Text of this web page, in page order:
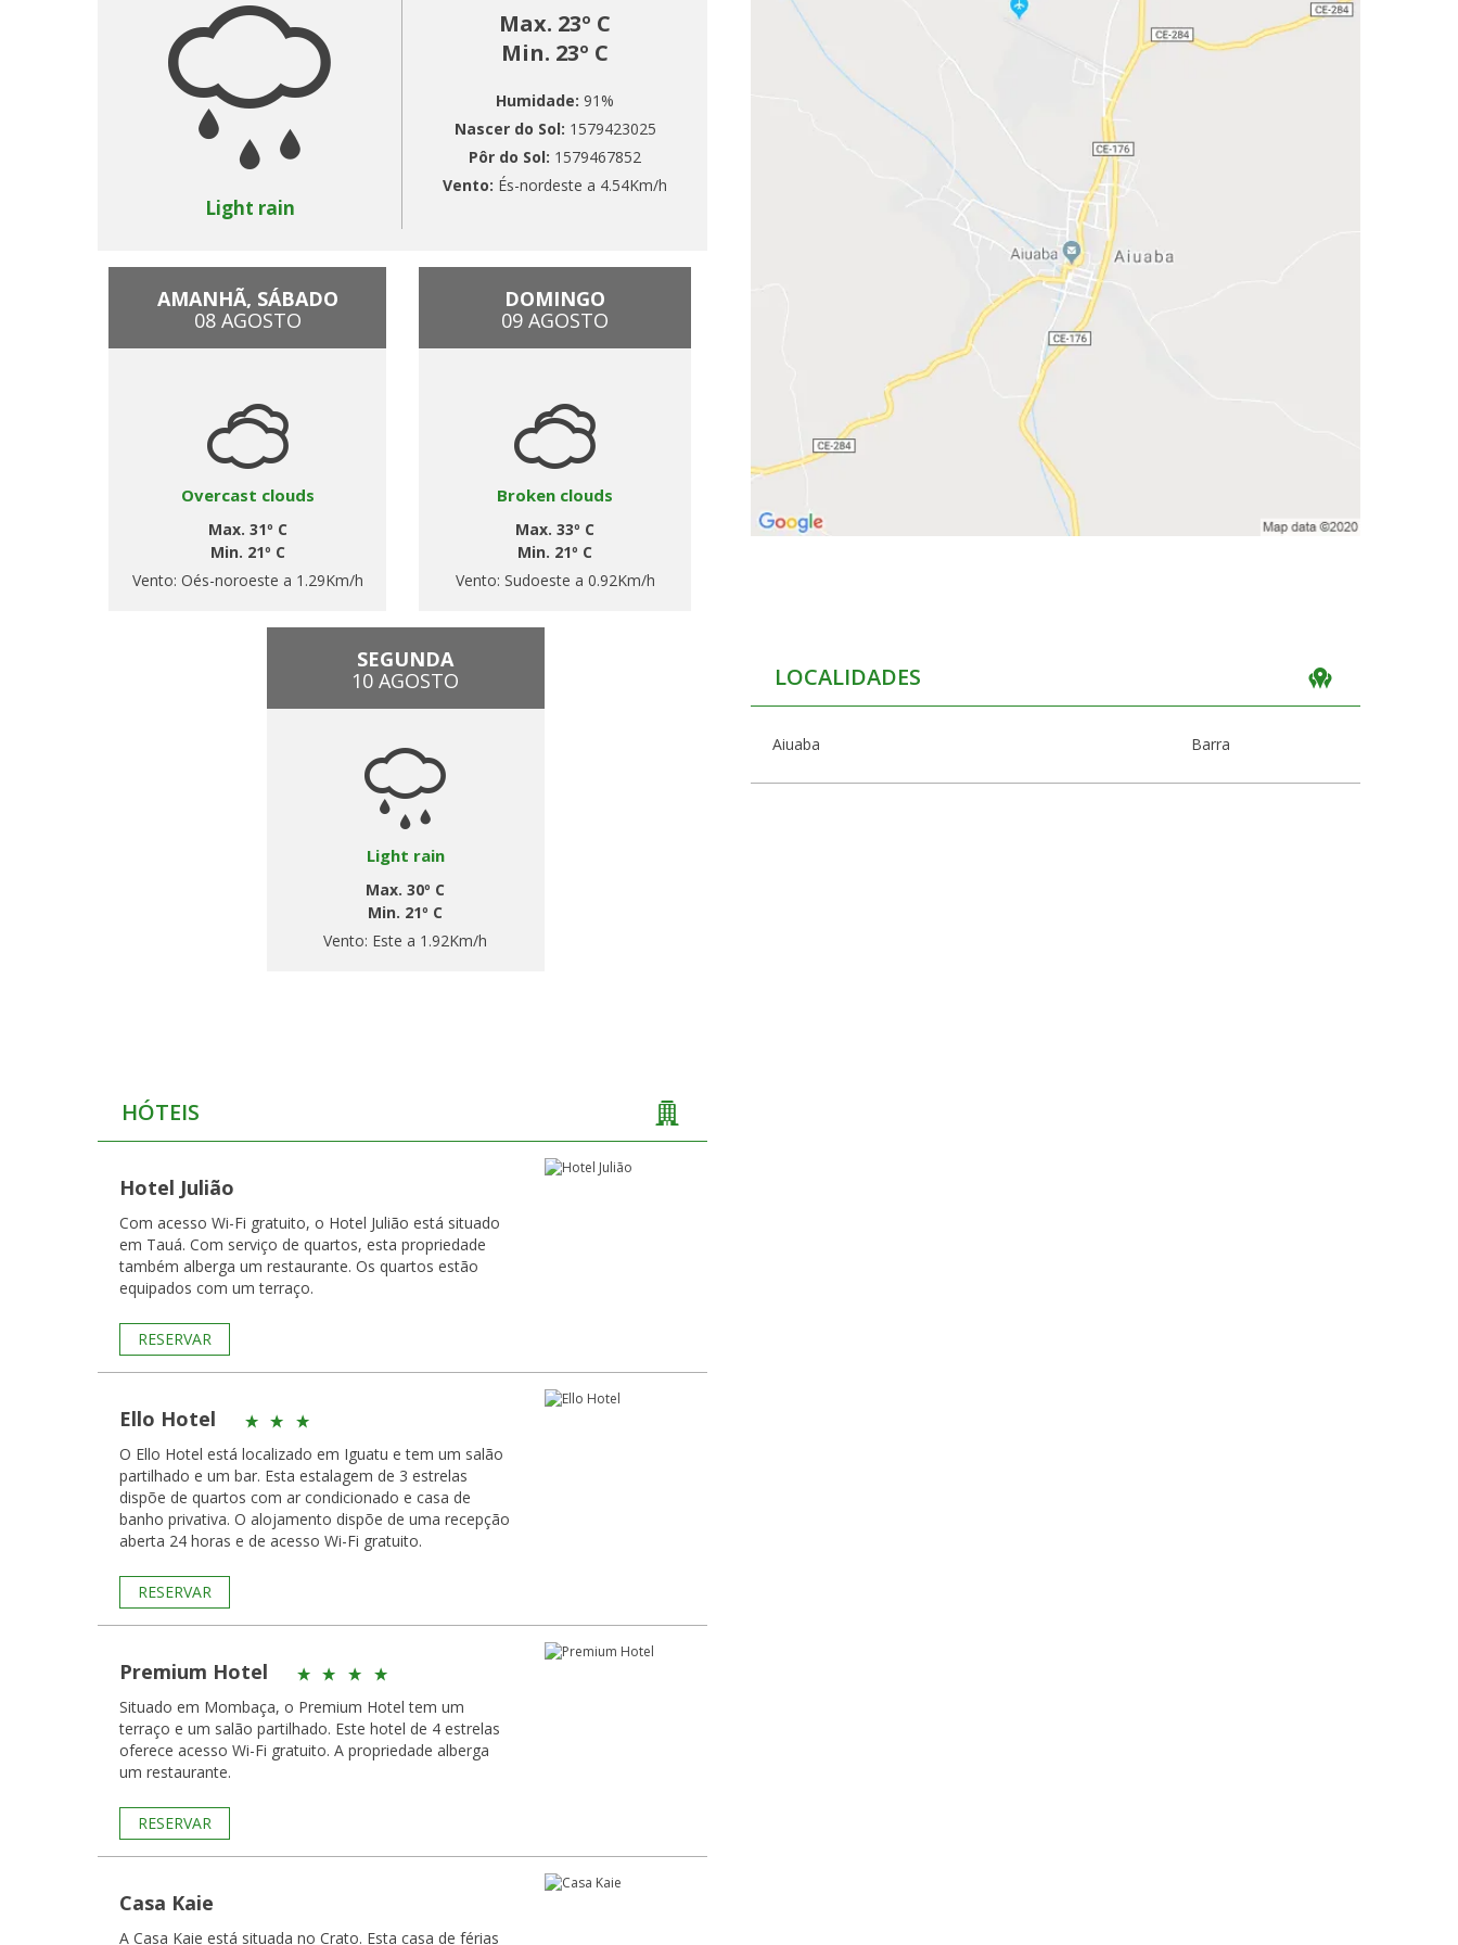
Light rain
Max. 23º C
Min. 23º C
Humidade: 91%
Nascer do Sol: 1579423025
Pôr do Sol: 1579467852
Vento: És-nordeste a 4.54Km/h
AMANHÃ, SÁBADO
08 AGOSTO
Overcast clouds
Max. 31º C
Min. 21º C
Vento: Oés-noroeste a 1.29Km/h
DOMINGO
09 AGOSTO
Broken clouds
Max. 33º C
Min. 21º C
Vento: Sudoeste a 0.92Km/h
SEGUNDA
10 AGOSTO
Light rain
Max. 30º C
Min. 21º C
Vento: Este a 1.92Km/h
HÓTEIS
Hotel Julião
Com acesso Wi-Fi gratuito, o Hotel Julião está situado
em Tauá. Com serviço de quartos, esta propriedade
também alberga um restaurante. Os quartos estão
equipados com um terraço.
RESERVAR
Ello Hotel
O Ello Hotel está localizado em Iguatu e tem um salão
partilhado e um bar. Esta estalagem de 3 estrelas
dispõe de quartos com ar condicionado e casa de
banho privativa. O alojamento dispõe de uma recepção
aberta 24 horas e de acesso Wi-Fi gratuito.
RESERVAR
Premium Hotel
Situado em Mombaça, o Premium Hotel tem um
terraço e um salão partilhado. Este hotel de 4 estrelas
oferece acesso Wi-Fi gratuito. A propriedade alberga
um restaurante.
RESERVAR
Casa Kaie
A Casa Kaie está situada no Crato. Esta casa de férias
LOCALIDADES
Aiuaba Barra